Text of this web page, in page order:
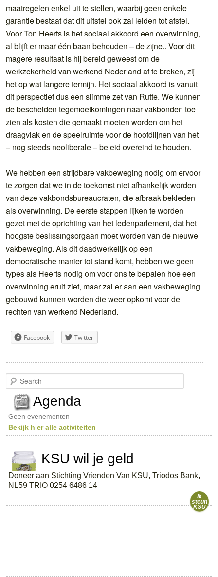
maatregelen enkel uit te stellen, waarbij geen enkele
garantie bestaat dat dit uitstel ook zal leiden tot afstel.
Voor Ton Heerts is het sociaal akkoord een overwinning,
al blijft er maar één baan behouden – de zijne.. Voor dit
magere resultaat is hij bereid geweest om de
werkzekerheid van werkend Nederland af te breken, zij
het op wat langere termijn. Het sociaal akkoord is vanuit
dit perspectief dus een slimme zet van Rutte. We kunnen
de bescheiden tegemoetkomingen naar vakbonden toe
zien als kosten die gemaakt moeten worden om het
draagvlak en de speelruimte voor de hoofdlijnen van het
– nog steeds neoliberale – beleid overeind te houden.
We hebben een strijdbare vakbeweging nodig om ervoor
te zorgen dat we in de toekomst niet afhankelijk worden
van deze vakbondsbureaucraten, die afbraak bekleden
als overwinning. De eerste stappen lijken te worden
gezet met de oprichting van het ledenparlement, dat het
hoogste beslissingsorgaan moet worden van de nieuwe
vakbeweging. Als dit daadwerkelijk op een
democratische manier tot stand komt, hebben we geen
types als Heerts nodig om voor ons te bepalen hoe een
overwinning eruit ziet, maar zal er aan een vakbeweging
gebouwd kunnen worden die weer opkomt voor de
rechten van werkend Nederland.
Facebook Twitter
e
c
h
Agenda
Geen evenementen
Bekijk hier alle activiteiten
KSU wil je geld
Doneer aan Stichting Vrienden Van KSU, Triodos Bank,
NL59 TRIO 0254 6486 14
Ik
steun
KSU